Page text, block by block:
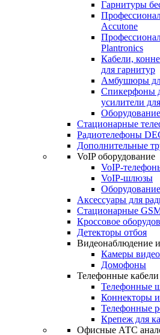
Гарнитуры
Accutone
Plantronics
Кабели,
для гарнитур
Амбушюры
Cпикерфоны
усилители
Стационарные
Радиотелефоны
Дополнительные
VoIP оборудование
VoIP-
VoIP-шлюзы
Аксессуары для
Стационарные
Кроссовое
Детекторы отбоя
Видеонаблюдение
Камеры
Домофоны
Телефонные кабели
Телефонные
Коннекторы
Телефонные
Крепеж для
Офисные АТС